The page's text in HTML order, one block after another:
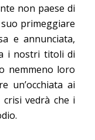
non paese di
primeggiare
e annunciata,
i nostri titoli di
nemmeno loro
un’occhiata ai
vedrà che i